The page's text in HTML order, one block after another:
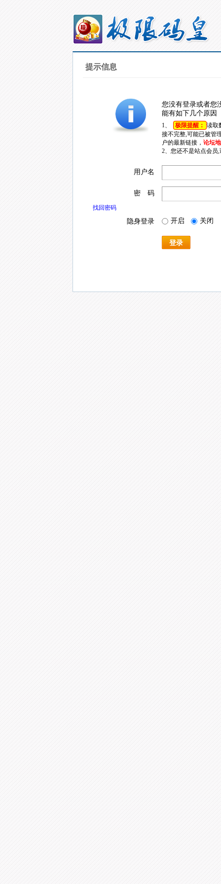
提示信息
您没有登录或者您
能有如下几个原因
1、 极限提醒： 读取
接不完整,可能已被管
户的最新链接， 论坛
2、您还不是站点会员
用户名
密 码
找回密码
隐身登录 开启 关闭
登录